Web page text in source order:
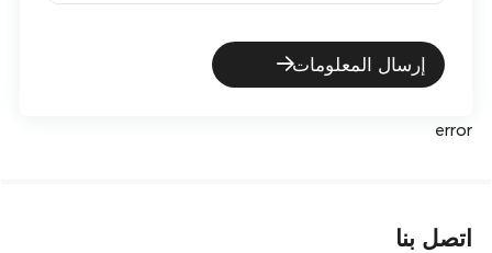
إرسال المعلومات
error
اتصل بنا